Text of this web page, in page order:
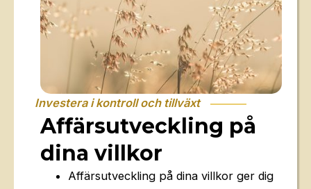
Investera i kontroll och tillväxt
Affärsutveckling på
dina villkor
Affärsutveckling på dina villkor ger dig